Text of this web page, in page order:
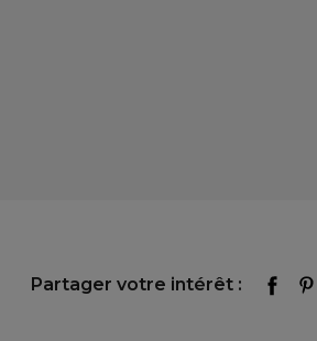
Partager votre intérêt :